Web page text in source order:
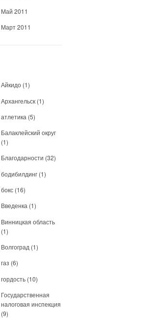
Май 2011
Март 2011
Айкидо (1)
Архангельск (1)
атлетика (5)
Балаклейский округ
(1)
Благодарности (32)
бодибилдинг (1)
бокс (16)
Введенка (1)
Винницкая область
(1)
Волгоград (1)
газ (6)
гордость (10)
Государственная
налоговая инспекция
(9)